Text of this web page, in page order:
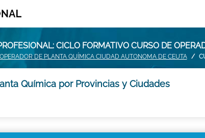
CICLO FORMATIVO CURSO DE
DE PLANTA QUÍMICA CIUDAD AUTONOMA DE CEUTA
Química por Provincias y Ciudades